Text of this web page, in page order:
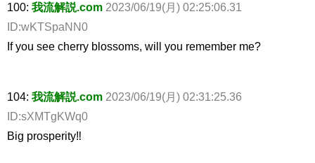
100: 我流解説.com 2023/06/19(月) 02:25:06.31
ID:wKTSpaNN0
If you see cherry blossoms, will you remember me?
104: 我流解説.com 2023/06/19(月) 02:31:25.36
ID:sXMTgKWq0
Big prosperity‼︎